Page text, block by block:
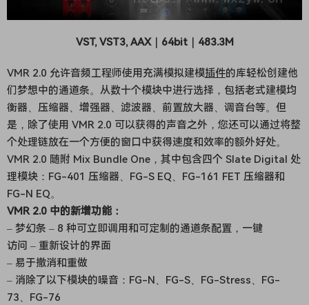
VST, VST3, AAX｜64bit｜483.3M
VMR 2.0 允许音频工程师使用充满模拟建模插件的库轻松创建他
们梦想中的通道条。从数十个模块中进行选择，包括老式建模均
衡器、压缩器、增强器、滤波器、前置放大器、调音台等。但
是，除了使用 VMR 2.0 可以获得的声音之外，您还可以通过将整
个处理链放在一个方便的窗口中获得速度和效率的额外好处。
VMR 2.0 随附 Mix Bundle One，其中包含四个 Slate Digital 处
理模块：FG-401 压缩器、FG-S EQ、FG-161 FET 压缩器和
FG-N EQ。
VMR 2.0 中的新增功能：
– 梦幻条 – 8 种可立即调用和可定制的通道条配置，一键
访问 – 重新设计的界面
– 易于撤消和重做
– 消除了以下模块的噪音：FG-N、FG-S、FG-Stress、FG-
73、FG-76